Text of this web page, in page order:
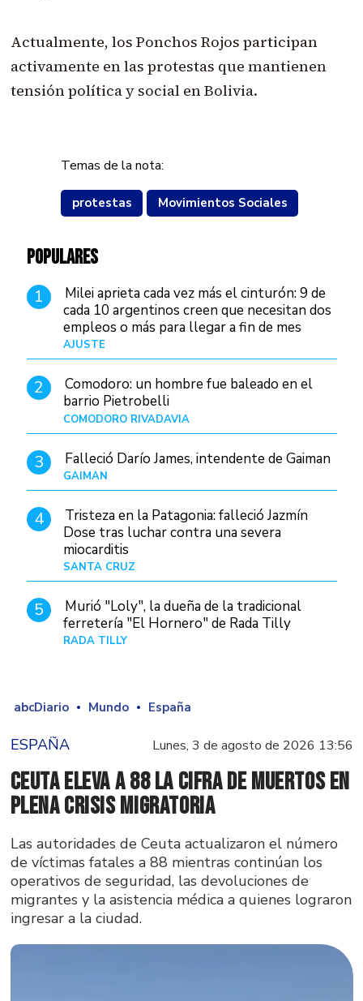
Actualmente, los Ponchos Rojos participan
activamente en las protestas que mantienen
tensión política y social en Bolivia.
Temas de la nota:
protestas Movimientos Sociales
POPULARES
1
Milei aprieta cada vez más el cinturón: 9 de
cada 10 argentinos creen que necesitan dos
empleos o más para llegar a fin de mes
AJUSTE
2
Comodoro: un hombre fue baleado en el
barrio Pietrobelli
COMODORO RIVADAVIA
3 Falleció Darío James, intendente de Gaiman
GAIMAN
4
Tristeza en la Patagonia: falleció Jazmín
Dose tras luchar contra una severa
miocarditis
SANTA CRUZ
5
Murió "Loly", la dueña de la tradicional
ferretería "El Hornero" de Rada Tilly
RADA TILLY
abcDiario Mundo España
ESPAÑA Lunes, 3 de agosto de 2026 13:56
Ceuta eleva a 88 la cifra de muertos en
plena crisis migratoria
Las autoridades de Ceuta actualizaron el número
de víctimas fatales a 88 mientras continúan los
operativos de seguridad, las devoluciones de
migrantes y la asistencia médica a quienes lograron
ingresar a la ciudad.